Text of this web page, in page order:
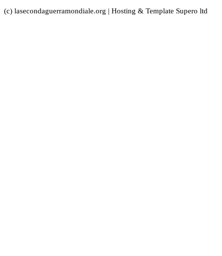
(c) lasecondaguerramondiale.org | Hosting & Template Supero ltd